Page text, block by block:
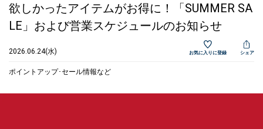
欲しかったアイテムがお得に！「SUMMER SA
LE」および営業スケジュールのお知らせ
2026.06.24(水) お気に入りに登録 シェア
ポイントアップ･セール情報など